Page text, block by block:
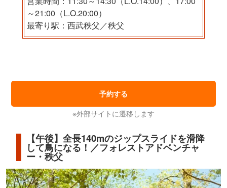
～21:00（L.O.20:00）
最寄り駅：西武秩父／秩父
予約する
※外部サイトに遷移します
【午後】全長140mのジップスライドを滑降
して鳥になる！／フォレストアドベンチャ
ー・秩父